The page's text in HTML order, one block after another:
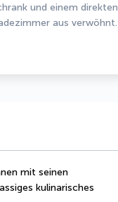
und einem direkten
aus verwöhnt.
mit seinen
kulinarisches